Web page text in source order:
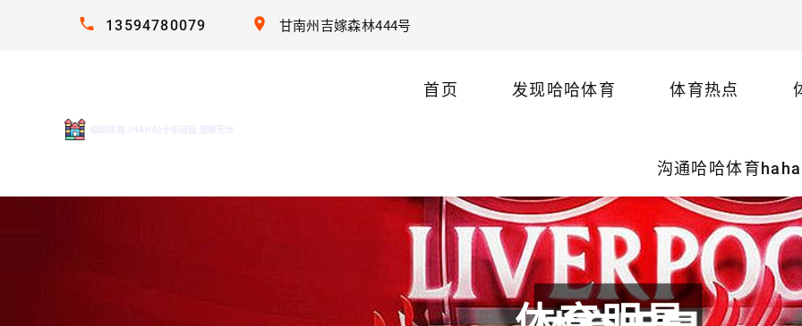
13594780079 甘南州吉嫁森林444号
首页 发现哈哈体育 体育热点
沟通哈哈体育haha